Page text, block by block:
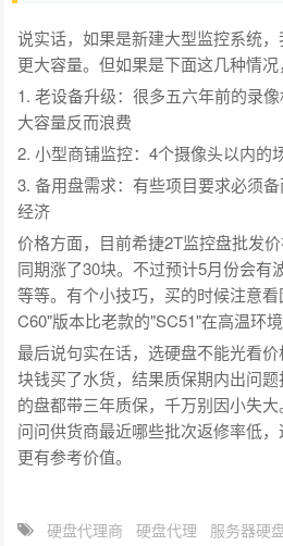
说实话，如果是新建大型监控系统
更大容量。但如果是下面这几种情况
1. 老设备升级：很多五六年前的录
大容量反而浪费
2. 小型商铺监控：4个摄像头以内的
3. 备用盘需求：有些项目要求必须
经济
价格方面，目前希捷2T监控盘批发
同期涨了30块。不过预计5月份会有
等等。有个小技巧，买的时候注意
C60"版本比老款的"SC51"在高温环境
最后说句实在话，选硬盘不能光看
块钱买了水货，结果质保期内出问
的盘都带三年质保，千万别因小失
问问供货商最近哪些批次返修率低
更有参考价值。
硬盘代理商 硬盘代理 服务器硬